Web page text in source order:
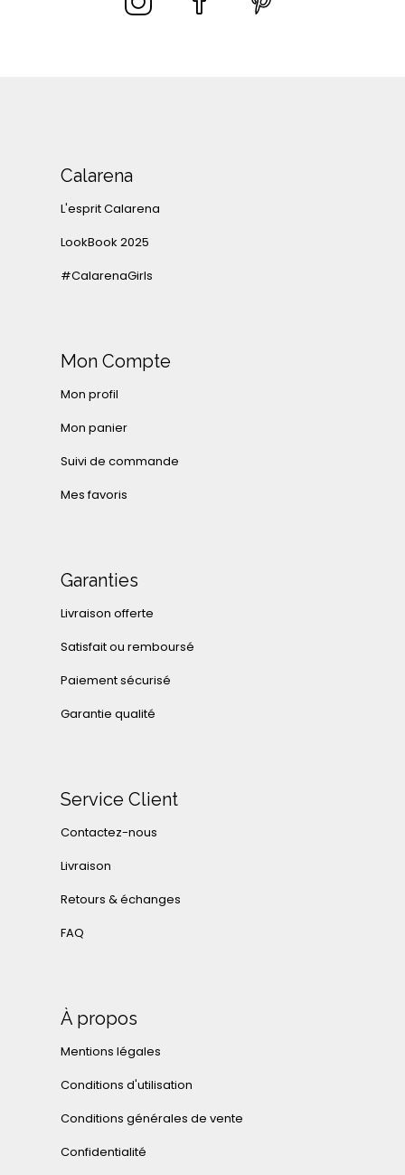
Calarena
L'esprit Calarena
LookBook 2025
#CalarenaGirls
Mon Compte
Mon profil
Mon panier
Suivi de commande
Mes favoris
Garanties
Livraison offerte
Satisfait ou remboursé
Paiement sécurisé
Garantie qualité
Service Client
Contactez-nous
Livraison
Retours & échanges
FAQ
À propos
Mentions légales
Conditions d'utilisation
Conditions générales de vente
Confidentialité